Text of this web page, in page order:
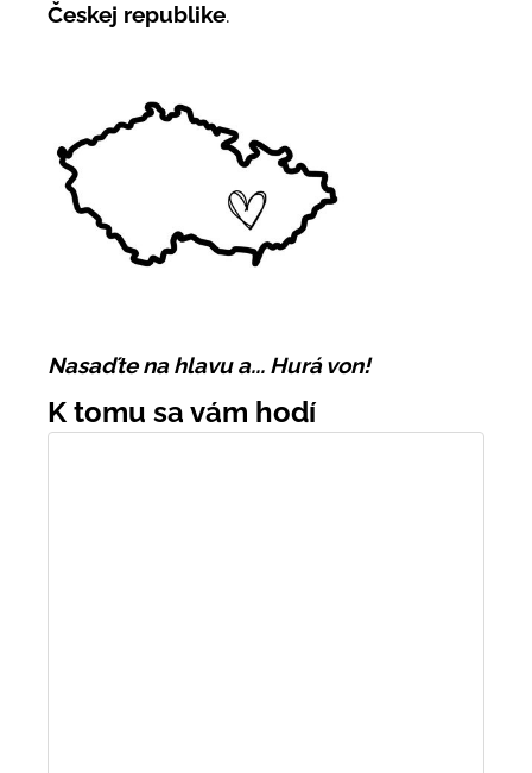
Českej republike.
Nasaďte na hlavu a... Hurá von!